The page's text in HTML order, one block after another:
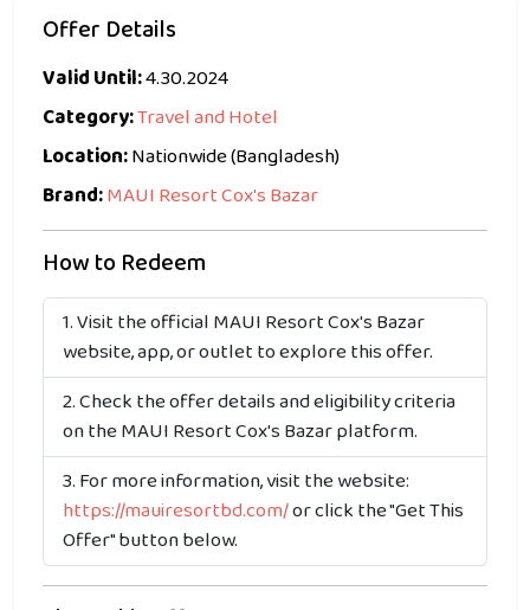
Offer Details
Valid Until:4.30.2024
Category:Travel and Hotel
Location:Nationwide (Bangladesh)
Brand:MAUI Resort Cox's Bazar
How to Redeem
Visit the official MAUI Resort Cox's Bazar
website, app, or outlet to explore this offer.
Check the offer details and eligibility criteria
on the MAUI Resort Cox's Bazar platform.
For more information, visit the website:
https://mauiresortbd.com/or click the "Get This
Offer" button below.